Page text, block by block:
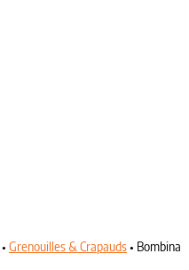
• Grenouilles & Crapauds• Bombina